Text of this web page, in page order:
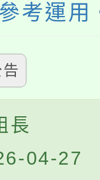
考運用
長
04-27